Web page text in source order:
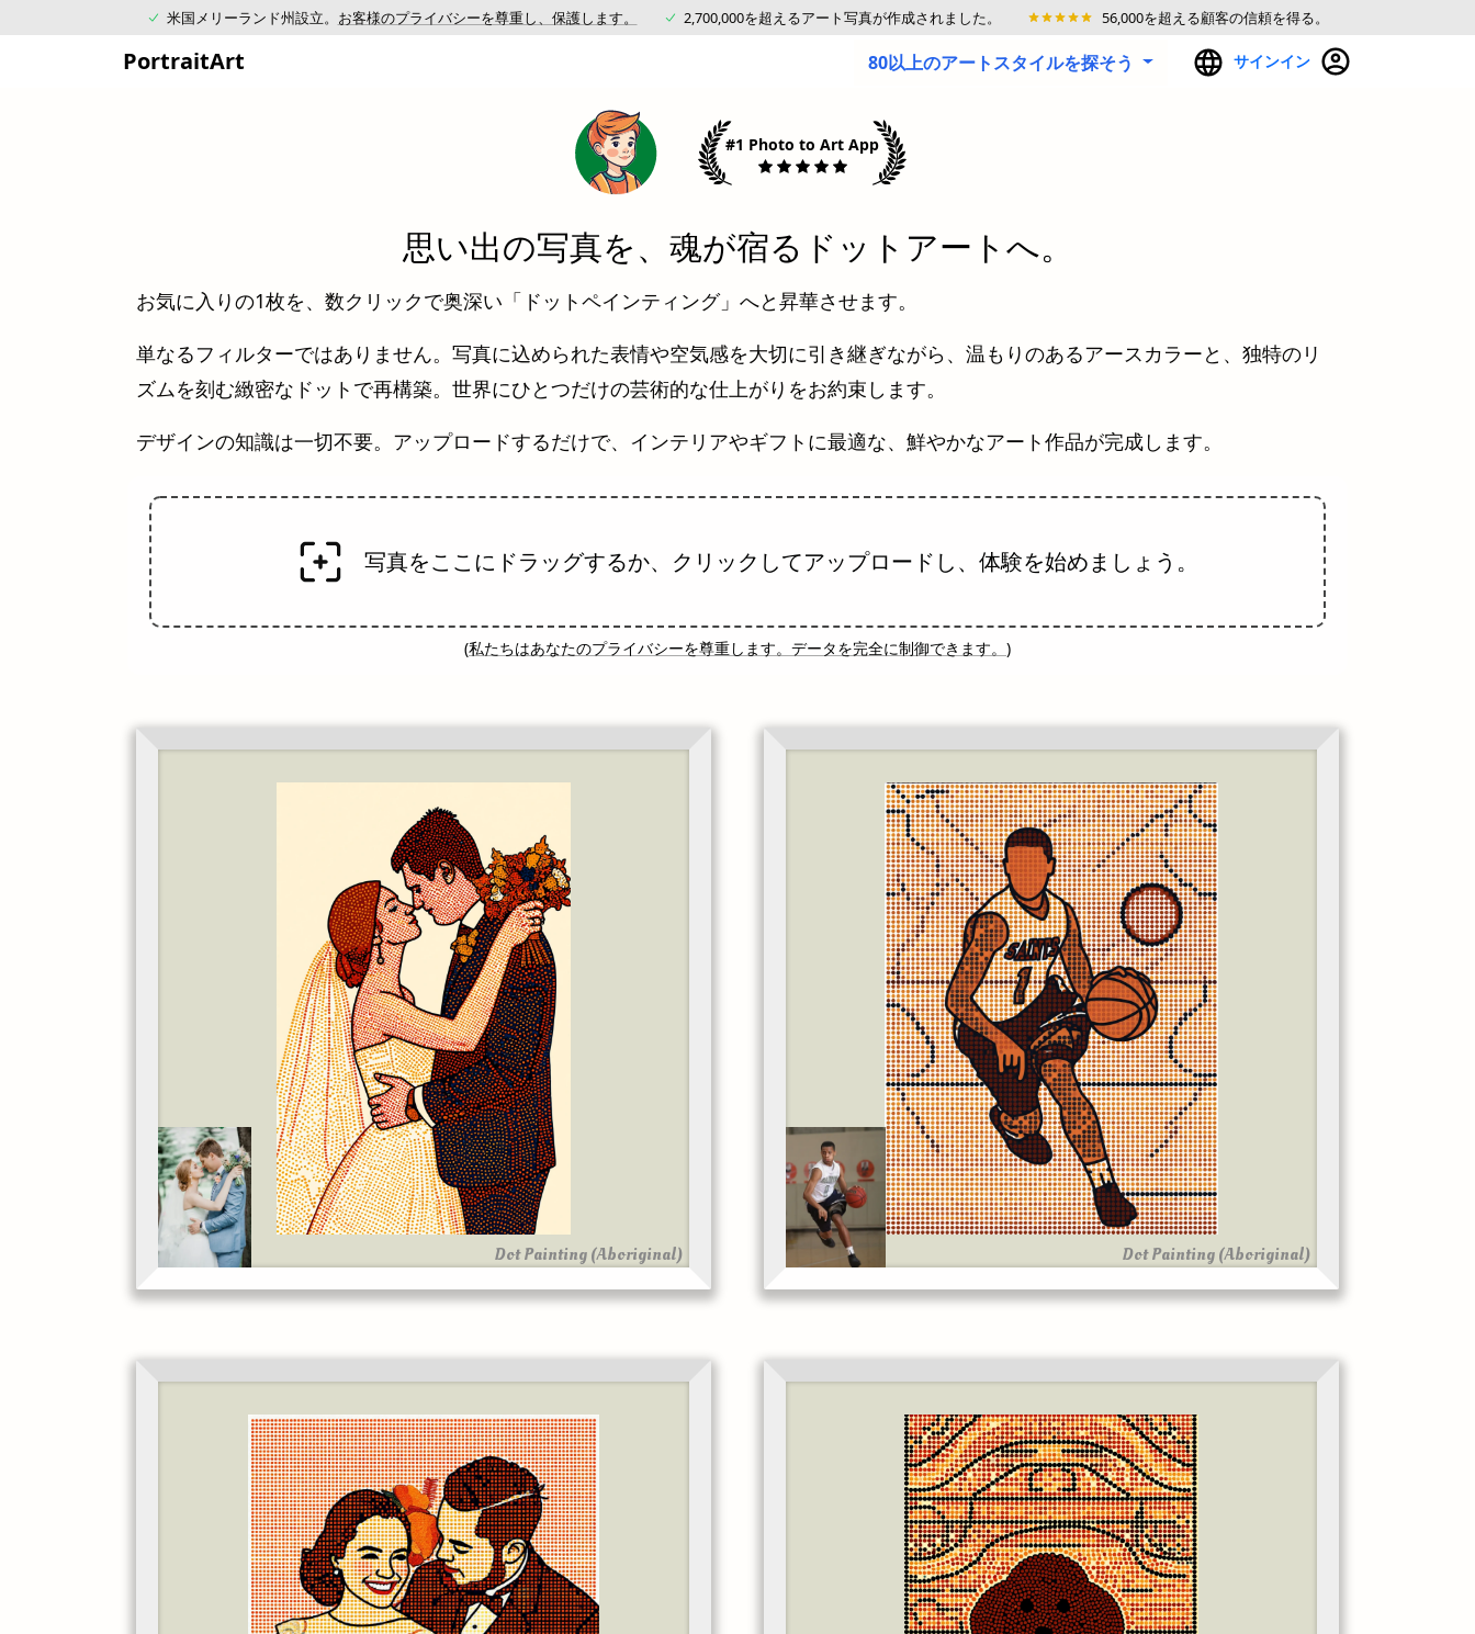
米国メリーランド州設立。 お客様のプライバシーを尊重し、保護します。 2,700,000を超えるアート写真が作成されました。 56,000を超える顧客の信頼を得る。
PortraitArt サインイン
80以上のアートスタイルを探そう
#1 Photo to Art App
思い出の写真を、魂が宿るドットアートへ。
お気に入りの1枚を、数クリックで奥深い「ドットペインティング」へと昇華させます。
単なるフィルターではありません。写真に込められた表情や空気感を大切に引き継ぎながら、温もりのあるアースカラーと、独特のリ
ズムを刻む緻密なドットで再構築。世界にひとつだけの芸術的な仕上がりをお約束します。
デザインの知識は一切不要。アップロードするだけで、インテリアやギフトに最適な、鮮やかなアート作品が完成します。
写真をここにドラッグするか、クリックしてアップロードし、体験を始めましょう。
(私たちはあなたのプライバシーを尊重します。データを完全に制御できます。 )
Dot Painting (Aboriginal) Dot Painting (Aboriginal)